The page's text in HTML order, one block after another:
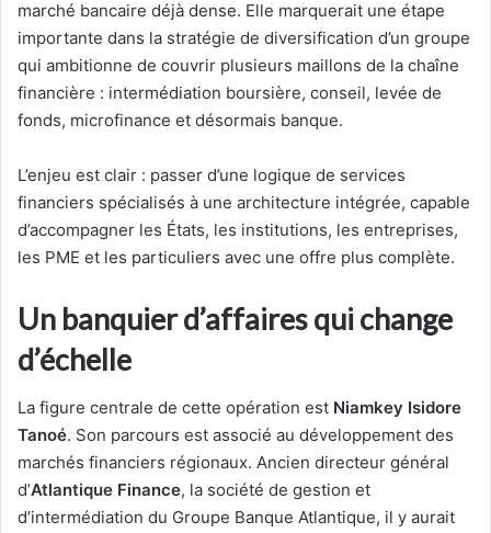
marché bancaire déjà dense. Elle marquerait une étape
importante dans la stratégie de diversification d’un groupe
qui ambitionne de couvrir plusieurs maillons de la chaîne
financière : intermédiation boursière, conseil, levée de
fonds, microfinance et désormais banque.
L’enjeu est clair : passer d’une logique de services
financiers spécialisés à une architecture intégrée, capable
d’accompagner les États, les institutions, les entreprises,
les PME et les particuliers avec une offre plus complète.
Un banquier d’affaires qui change
d’échelle
La figure centrale de cette opération est Niamkey Isidore
Tanoé. Son parcours est associé au développement des
marchés financiers régionaux. Ancien directeur général
d’Atlantique Finance, la société de gestion et
d’intermédiation du Groupe Banque Atlantique, il y aurait